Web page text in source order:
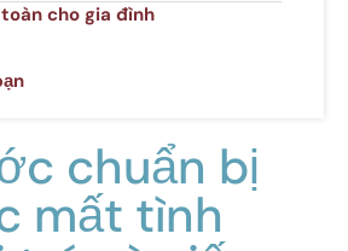
cho gia đình
chuẩn bị
mất tình